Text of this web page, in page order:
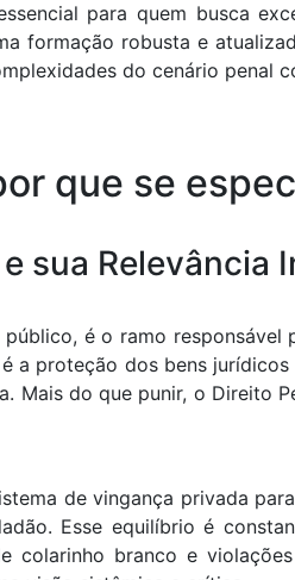
para quem busca
formação robusta e
do cenário penal
que se
sua Relevância
é o ramo
a proteção dos bens
Mais do que punir, o Direito
de vingança privada
Esse equilíbrio é
colarinho branco e